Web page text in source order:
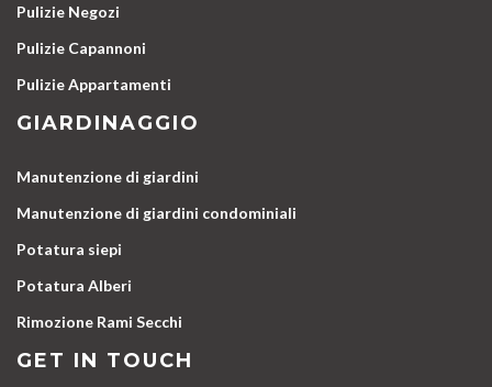
Pulizie Negozi
Pulizie Capannoni
Pulizie Appartamenti
GIARDINAGGIO
Manutenzione di giardini
Manutenzione di giardini condominiali
Potatura siepi
Potatura Alberi
Rimozione Rami Secchi
GET IN TOUCH